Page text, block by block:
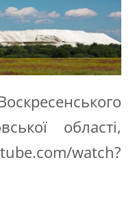
області,
watch?